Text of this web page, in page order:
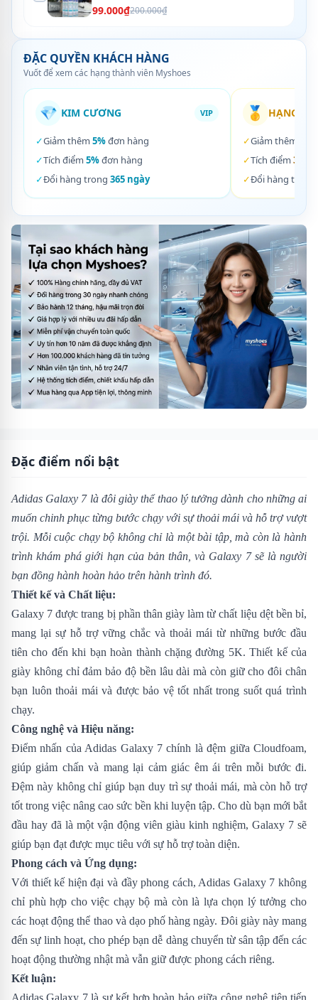
99.000₫200.000₫
ĐẶC QUYỀN KHÁCH HÀNG
Vuốt để xem các hạng thành viên Myshoes
💎 KIM CƯƠNG VIP
✓Giảm thêm 5%đơn hàng
✓Tích điểm 5%đơn hàng
✓Đổi hàng trong 365 ngày
🥇 HẠNG
✓Giảm thêm
✓Tích điểm 3%
✓Đổi hàng trong
Đặc điểm nổi bật
Adidas Galaxy 7 là đôi giày thể thao lý tưởng dành cho những ai
muốn chinh phục từng bước chạy với sự thoải mái và hỗ trợ vượt
trội. Mỗi cuộc chạy bộ không chỉ là một bài tập, mà còn là hành
trình khám phá giới hạn của bản thân, và Galaxy 7 sẽ là người
bạn đồng hành hoàn hảo trên hành trình đó.
Thiết kế và Chất liệu:
Galaxy 7 được trang bị phần thân giày làm từ chất liệu dệt bền bỉ,
mang lại sự hỗ trợ vững chắc và thoải mái từ những bước đầu
tiên cho đến khi bạn hoàn thành chặng đường 5K. Thiết kế của
giày không chỉ đảm bảo độ bền lâu dài mà còn giữ cho đôi chân
bạn luôn thoải mái và được bảo vệ tốt nhất trong suốt quá trình
chạy.
Công nghệ và Hiệu năng:
Điểm nhấn của Adidas Galaxy 7 chính là đệm giữa Cloudfoam,
giúp giảm chấn và mang lại cảm giác êm ái trên mỗi bước đi.
Đệm này không chỉ giúp bạn duy trì sự thoải mái, mà còn hỗ trợ
tốt trong việc nâng cao sức bền khi luyện tập. Cho dù bạn mới bắt
đầu hay đã là một vận động viên giàu kinh nghiệm, Galaxy 7 sẽ
giúp bạn đạt được mục tiêu với sự hỗ trợ toàn diện.
Phong cách và Ứng dụng:
Với thiết kế hiện đại và đầy phong cách, Adidas Galaxy 7 không
chỉ phù hợp cho việc chạy bộ mà còn là lựa chọn lý tưởng cho
các hoạt động thể thao và dạo phố hàng ngày. Đôi giày này mang
đến sự linh hoạt, cho phép bạn dễ dàng chuyển từ sân tập đến các
hoạt động thường nhật mà vẫn giữ được phong cách riêng.
Kết luận:
Adidas Galaxy 7 là sự kết hợp hoàn hảo giữa công nghệ tiên tiến